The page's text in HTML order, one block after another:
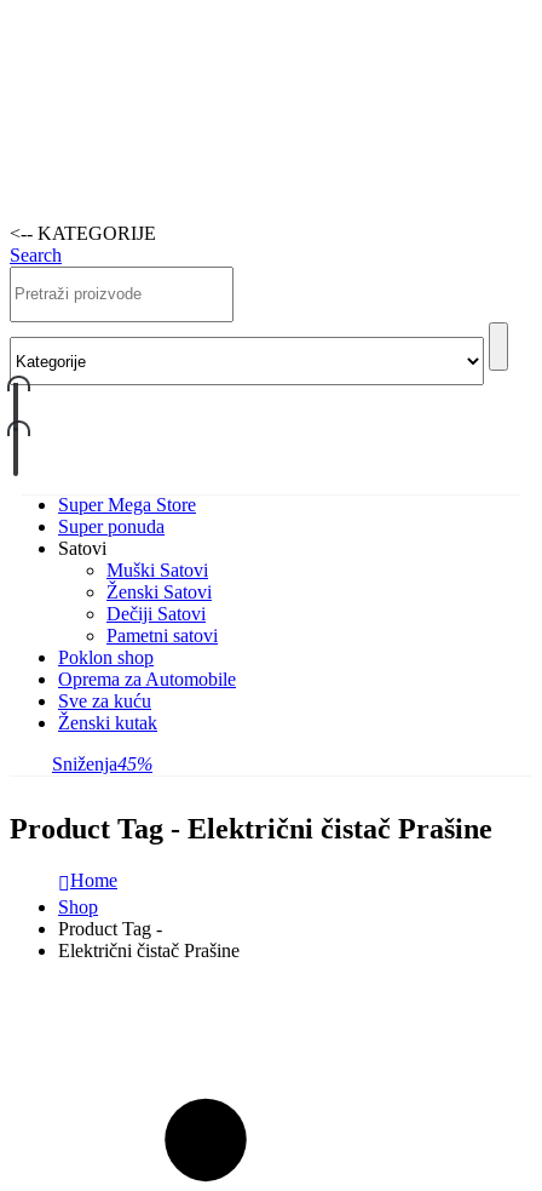
<-- KATEGORIJE
Search
Super Mega Store
Super ponuda
Satovi
Muški Satovi
Ženski Satovi
Dečiji Satovi
Pametni satovi
Poklon shop
Oprema za Automobile
Sve za kuću
Ženski kutak
Sniženja45%
Product Tag - Električni čistač Prašine
Home
Shop
Product Tag -
Električni čistač Prašine